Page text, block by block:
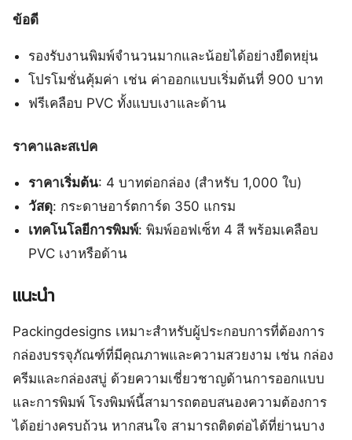
ข้อดี
รองรับงานพิมพ์จำนวนมากและน้อยได้อย่างยืดหยุ่น
โปรโมชั่นคุ้มค่า เช่น ค่าออกแบบเริ่มต้นที่ 900 บาท
ฟรีเคลือบ PVC ทั้งแบบเงาและด้าน
ราคาและสเปค
ราคาเริ่มต้น: 4 บาทต่อกล่อง (สำหรับ 1,000 ใบ)
วัสดุ: กระดาษอาร์ตการ์ด 350 แกรม
เทคโนโลยีการพิมพ์: พิมพ์ออฟเซ็ท 4 สี พร้อมเคลือบ
PVC เงาหรือด้าน
แนะนำ
Packingdesigns เหมาะสำหรับผู้ประกอบการที่ต้องการ
กล่องบรรจุภัณฑ์ที่มีคุณภาพและความสวยงาม เช่น กล่อง
ครีมและกล่องสบู่ ด้วยความเชี่ยวชาญด้านการออกแบบ
และการพิมพ์ โรงพิมพ์นี้สามารถตอบสนองความต้องการ
ได้อย่างครบถ้วน หากสนใจ สามารถติดต่อได้ที่ย่านบาง